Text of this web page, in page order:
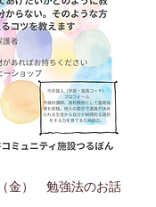
金）　勉強法のお話